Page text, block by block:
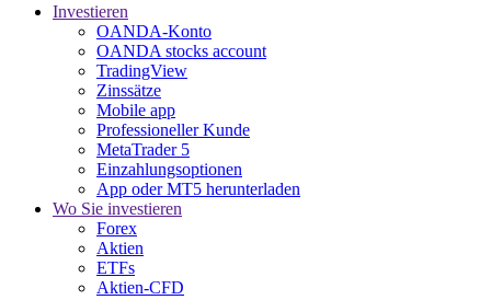
Investieren
OANDA-Konto
OANDA stocks account
TradingView
Zinssätze
Mobile app
Professioneller Kunde
MetaTrader 5
Einzahlungsoptionen
App oder MT5 herunterladen
Wo Sie investieren
Forex
Aktien
ETFs
Aktien-CFD